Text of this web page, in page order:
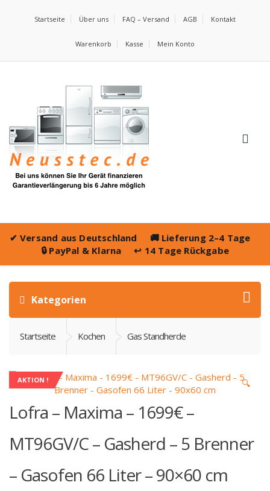
Startseite Über uns FAQ – Versand AGB Kontakt
Warenkorb Kasse Mein Konto
✔ Versand aus Deutschland 🚚 Lieferung 2–4 Tage
🔒 PayPal & Klarna ↩️ 14 Tage Rückgabe
Kategorien
Startseite Kochen Gas Standherde
AKTION ! 🔍
Lofra – Maxima – 1699€ –
MT96GV/C – Gasherd – 5 Brenner
– Gasofen 66 Liter – 90×60 cm